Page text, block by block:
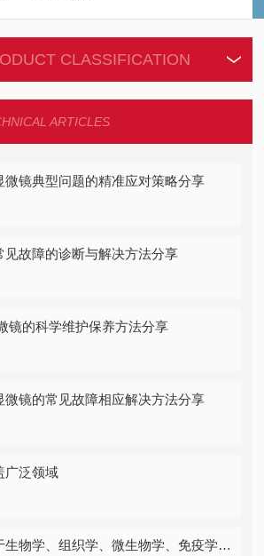
CLASSIFICATION
ARTICLES
微镜典型问题的精准应对策略分享
见故障的诊断与解决方法分享
镜的科学维护保养方法分享
微镜的常见故障相应解决方法分享
广泛领域
荧光显微镜应用于生物学、组织学、微生物学、免疫学等领域